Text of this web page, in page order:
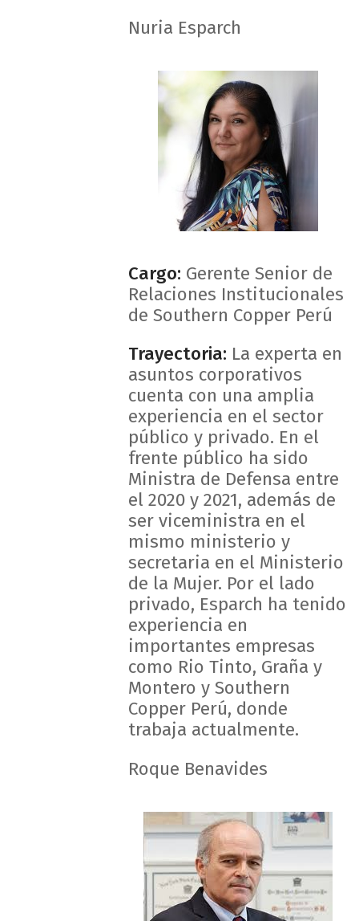
Nuria Esparch
Cargo: Gerente Senior de
Relaciones Institucionales
de Southern Copper Perú
Trayectoria: La experta en
asuntos corporativos
cuenta con una amplia
experiencia en el sector
público y privado. En el
frente público ha sido
Ministra de Defensa entre
el 2020 y 2021, además de
ser viceministra en el
mismo ministerio y
secretaria en el Ministerio
de la Mujer. Por el lado
privado, Esparch ha tenido
experiencia en
importantes empresas
como Rio Tinto, Graña y
Montero y Southern
Copper Perú, donde
trabaja actualmente.
Roque Benavides